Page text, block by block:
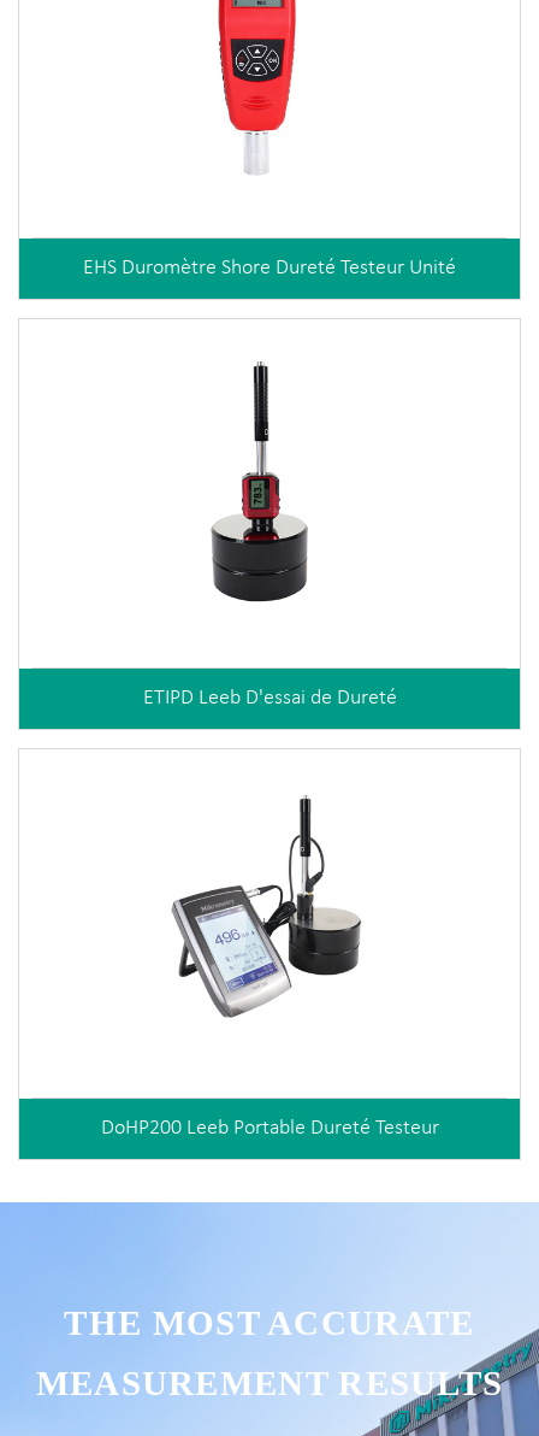
EHS Duromètre Shore Dureté Testeur Unité
ETIPD Leeb D'essai de Dureté
DoHP200 Leeb Portable Dureté Testeur
THE MOST ACCURATE
MEASUREMENT RESULTS